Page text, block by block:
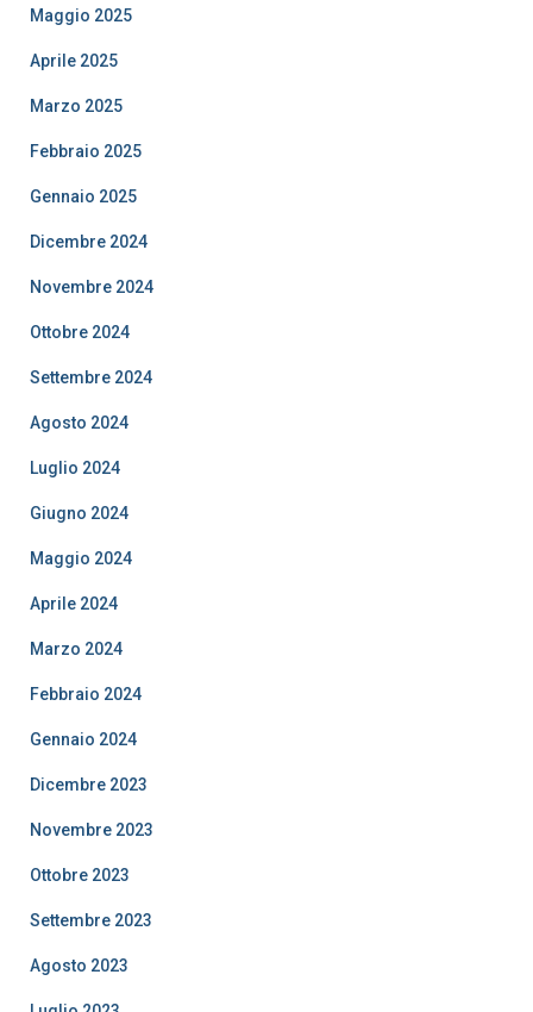
Maggio 2025
Aprile 2025
Marzo 2025
Febbraio 2025
Gennaio 2025
Dicembre 2024
Novembre 2024
Ottobre 2024
Settembre 2024
Agosto 2024
Luglio 2024
Giugno 2024
Maggio 2024
Aprile 2024
Marzo 2024
Febbraio 2024
Gennaio 2024
Dicembre 2023
Novembre 2023
Ottobre 2023
Settembre 2023
Agosto 2023